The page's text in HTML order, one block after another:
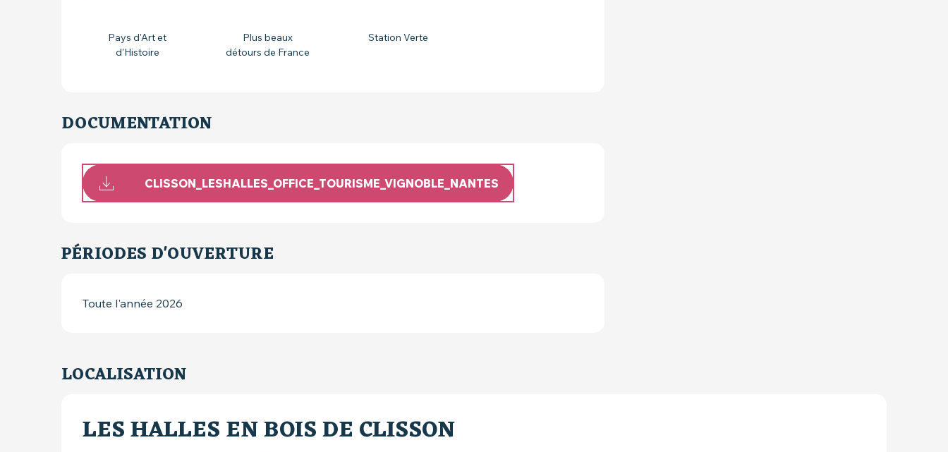
Pays d'Art et
d'Histoire
Plus beaux
détours de France
Station Verte
DOCUMENTATION
CLISSON_LESHALLES_OFFICE_TOURISME_VIGNOBLE_NANTES
PÉRIODES D'OUVERTURE
Toute l'année 2026
LOCALISATION
LES HALLES EN BOIS DE CLISSON